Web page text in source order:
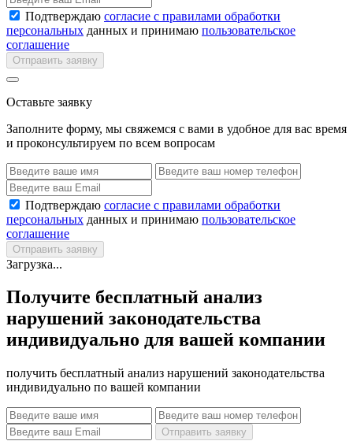
Подтверждаю согласие с правилами обработки
персональных данных и принимаю пользовательское
соглашение
Отправить заявку
Оставьте заявку
Заполните форму, мы свяжемся с вами в удобное для вас время
и проконсультируем по всем вопросам
Подтверждаю согласие с правилами обработки
персональных данных и принимаю пользовательское
соглашение
Отправить заявку
Загрузка...
Получите бесплатный анализ
нарушений законодательства
индивидуально для вашей компании
получить бесплатный анализ нарушений законодательства
индивидуально по вашей компании
Отправить заявку